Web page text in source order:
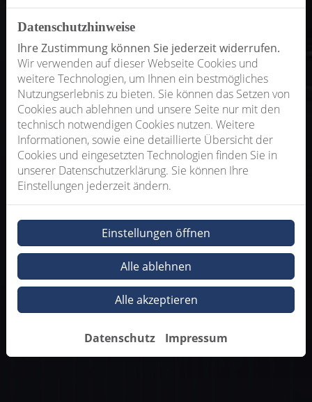
Datenschutzhinweise
Ihre Zustimmung können Sie jederzeit widerrufen.
Wir verwenden auf dieser Webseite Cookies und
weitere Technologien, um Ihnen ein bestmögliches
Nutzungserlebnis zu bieten. Sie können das Setzen von
Cookies auch ablehnen und unsere Seite nur mit den
technisch notwendigen Cookies nutzen. Weitere
Informationen, sowie eine detaillierte Übersicht der
Cookies und eingesetzten Technologien finden Sie in
unserer Datenschutzerklärung. Sie können Ihre
Einstellungen jederzeit ändern.
Einstellungen öffnen
Alle ablehnen
Alle akzeptieren
Datenschutz Impressum